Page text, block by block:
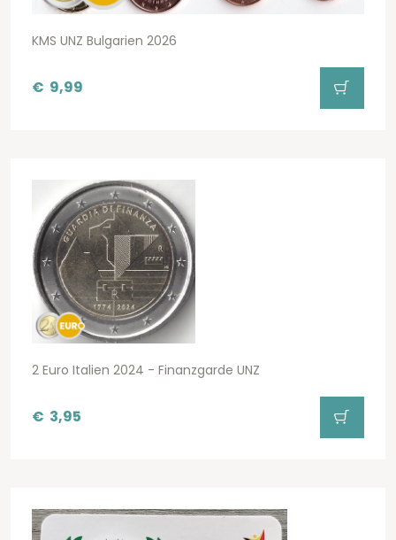
KMS UNZ Bulgarien 2026
€ 9,99
2 Euro Italien 2024 - Finanzgarde UNZ
€ 3,95